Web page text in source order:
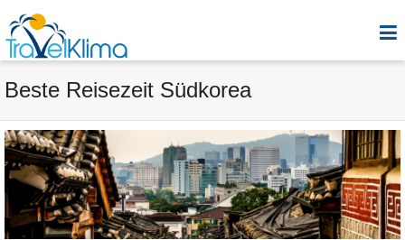
Beste Reisezeit Südkorea